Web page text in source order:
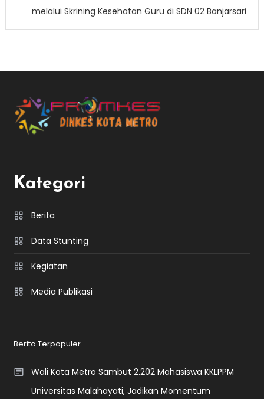
melalui Skrining Kesehatan Guru di SDN 02 Banjarsari
Kategori
Berita
Data Stunting
Kegiatan
Media Publikasi
Berita Terpopuler
Wali Kota Metro Sambut 2.202 Mahasiswa KKLPPM
Universitas Malahayati, Jadikan Momentum